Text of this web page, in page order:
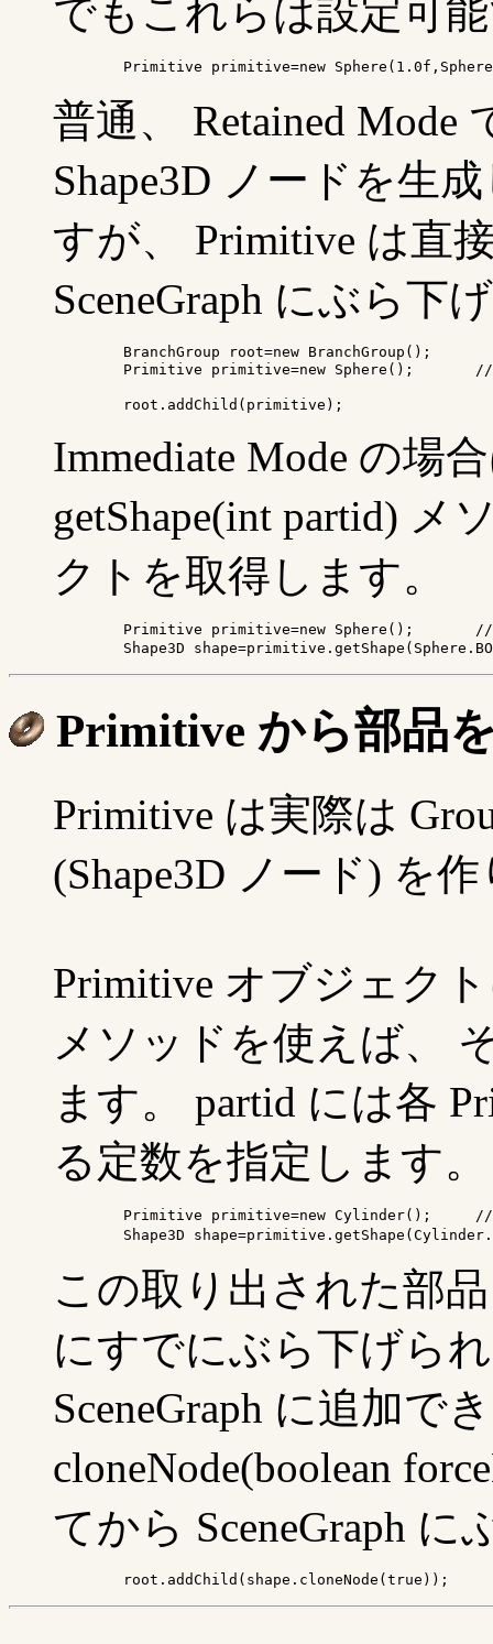
でもこれらは設定可
普通、 Retained
Shape3D ノードを生
すが、 Primitive は直
SceneGraph にぶら下
	root.addChild(primitive);
Immediate Mode の場
getShape(int partid) メ
クトを取得します。
Shape3D
Primitive から部品
Primitive は実際は
(Shape3D ノード) を
Primitive オブジェク
メソッドを使えば、
ます。 partid には各
る定数を指定します。
この取り出された部
にすでにぶら下げら
SceneGraph に追加で
cloneNode(boolean
てから SceneGraph に
	root.addChild(shape.cloneNode(true));